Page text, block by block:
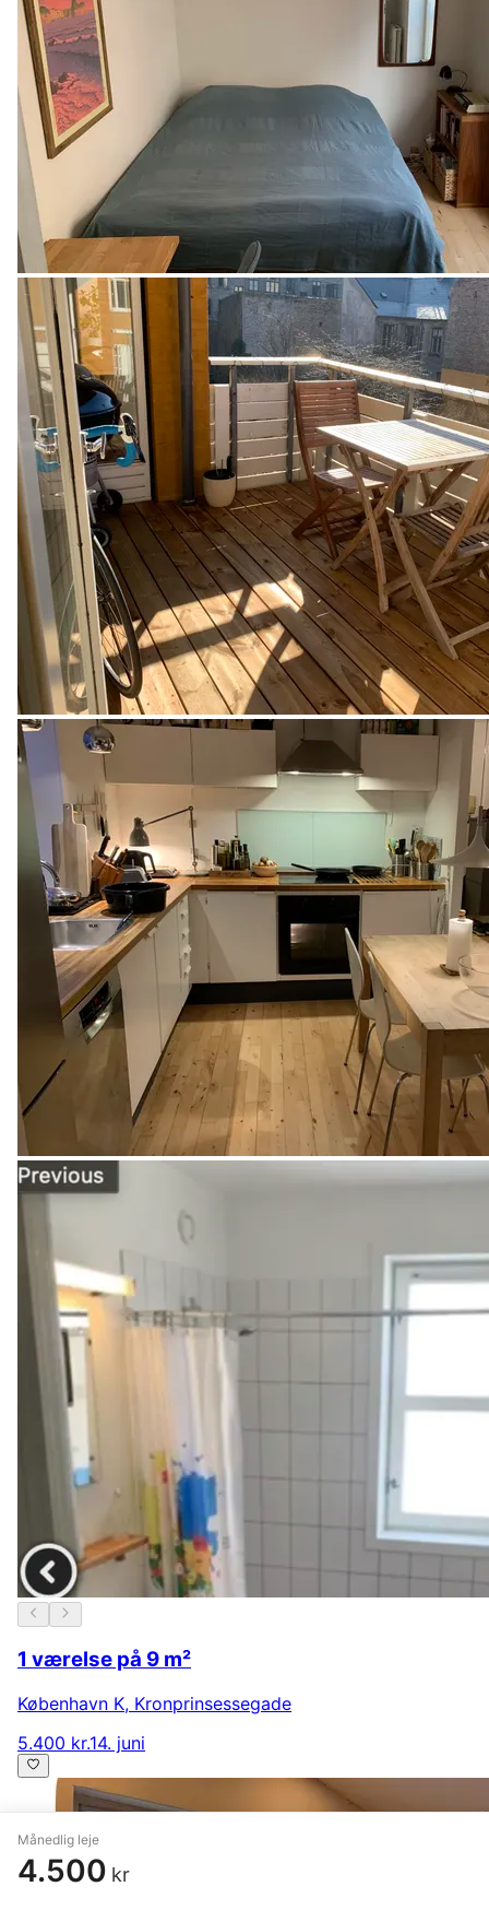
Månedlig leje
4.500 kr
1 værelse på 9 m²
København K, Kronprinsessegade
5.400 kr.14. juni